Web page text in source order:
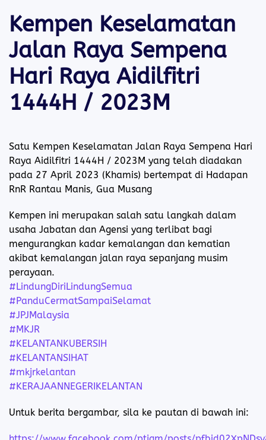
Kempen Keselamatan
Jalan Raya Sempena
Hari Raya Aidilfitri
1444H / 2023M
Satu Kempen Keselamatan Jalan Raya Sempena Hari
Raya Aidilfitri 1444H / 2023M yang telah diadakan
pada 27 April 2023 (Khamis) bertempat di Hadapan
RnR Rantau Manis, Gua Musang
Kempen ini merupakan salah satu langkah dalam
usaha Jabatan dan Agensi yang terlibat bagi
mengurangkan kadar kemalangan dan kematian
akibat kemalangan jalan raya sepanjang musim
perayaan.
#LindungDiriLindungSemua
#PanduCermatSampaiSelamat
#JPJMalaysia
#MKJR
#KELANTANKUBERSIH
#KELANTANSIHAT
#mkjrkelantan
#KERAJAANNEGERIKELANTAN
Untuk berita bergambar, sila ke pautan di bawah ini: